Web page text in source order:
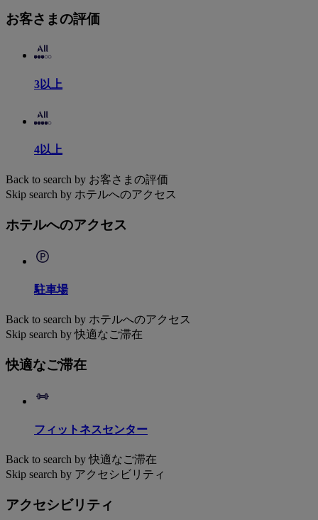
お客さまの評価
3以上
4以上
Back to search by お客さまの評価
Skip search by ホテルへのアクセス
ホテルへのアクセス
駐車場
Back to search by ホテルへのアクセス
Skip search by 快適なご滞在
快適なご滞在
フィットネスセンター
Back to search by 快適なご滞在
Skip search by アクセシビリティ
アクセシビリティ